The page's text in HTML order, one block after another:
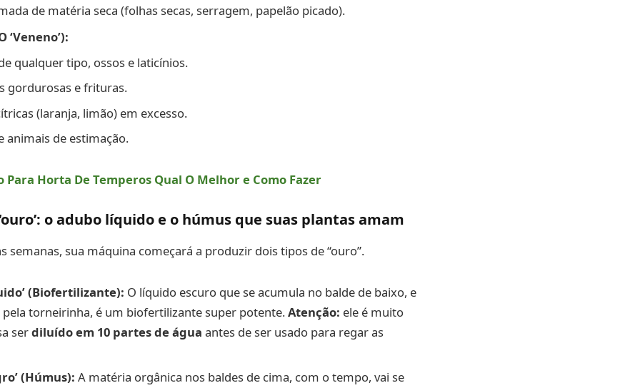
de matéria seca (folhas secas, serragem, papelão picado).
‘Veneno’):
qualquer tipo, ossos e laticínios.
gordurosas e frituras.
(laranja, limão) em excesso.
animais de estimação.
Para Horta De Temperos Qual O Melhor e Como Fazer
o adubo líquido e o húmus que suas plantas amam
semanas, sua máquina começará a produzir dois tipos de “ouro”.
(Biofertilizante): O líquido escuro que se acumula no balde de baixo, e
pela torneirinha, é um biofertilizante super potente.Atenção: ele é muito
serdiluído em 10 partes de água antes de ser usado para regar as
(Húmus): A matéria orgânica nos baldes de cima, com o tempo, vai se